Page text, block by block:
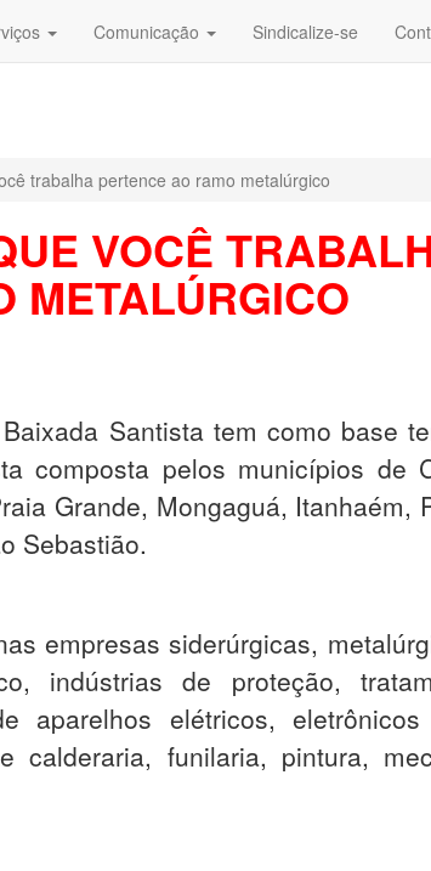
Comunicação Sindicalize-se
trabalha pertence ao ramo metalúrgico
VOCÊ
METALÚRGICO
Santista tem como base
composta pelos municípios de
Grande, Mongaguá, Itanhaém,
Sebastião.
empresas siderúrgicas,
indústrias de proteção,
aparelhos elétricos,
calderaria, funilaria, pintura,